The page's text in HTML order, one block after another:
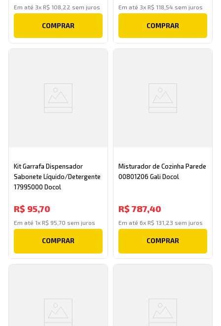
Em até 3xR$ 108 22 sem juros
COMPRAR
Em até 3x R$ 118 54 sem juros
COMPRAR
Kit Garrafa Dispensador
Sabonete Líquido/Detergente
17995000 Docol
R$ 95,70
Em até 1xR$ 95 ,70 sem juros
COMPRAR
Misturador de Cozinha Parede
00801206 Gali Docol
R$ 787,40
Em até 6x R$ 131 23 sem juros
COMPRAR